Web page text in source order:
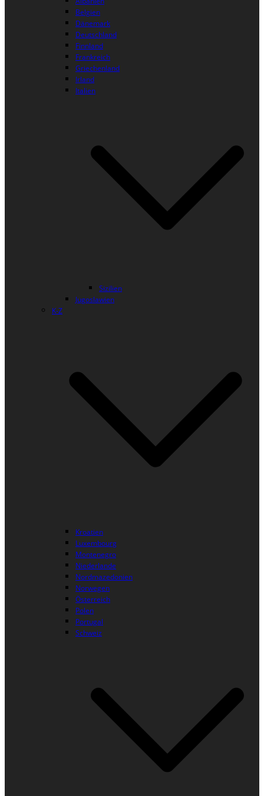
Belgien
Dänemark
Deutschland
Finnland
Frankreich
Griechenland
Irland
Italien
Sizilien
Jugoslawien
K-Z
Kroatien
Luxembourg
Montenegro
Niederlande
Nordmazedonien
Norwegen
Österreich
Polen
Portugal
Schweiz